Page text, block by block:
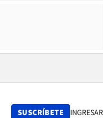
SUSCRÍBETE INGRESAR